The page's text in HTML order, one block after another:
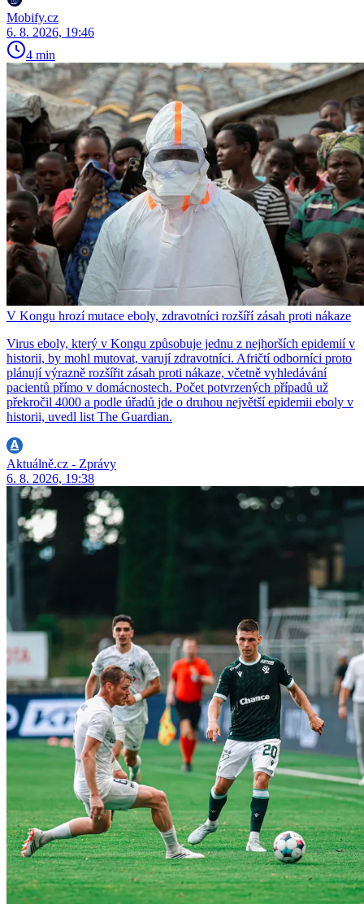
Mobify.cz
6. 8. 2026, 19:46
4 min
V Kongu hrozí mutace eboly, zdravotníci rozšíří zásah proti nákaze
Virus eboly, který v Kongu způsobuje jednu z nejhorších epidemií v
historii, by mohl mutovat, varují zdravotníci. Afričtí odborníci proto
plánují výrazně rozšířit zásah proti nákaze, včetně vyhledávání
pacientů přímo v domácnostech. Počet potvrzených případů už
překročil 4000 a podle úřadů jde o druhou největší epidemii eboly v
historii, uvedl list The Guardian.
Aktuálně.cz - Zprávy
6. 8. 2026, 19:38